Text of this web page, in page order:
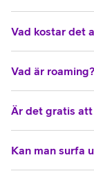
Vad kostar det
Vad är roaming?
Är det gratis att
Kan man surfa